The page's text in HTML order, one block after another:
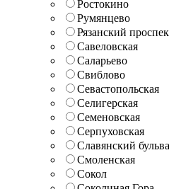
Ростокино
Румянцево
Рязанский
Савеловская
Саларьево
Свиблово
Севастопольская
Селигерская
Семеновская
Серпуховская
Славянский
Смоленская
Сокол